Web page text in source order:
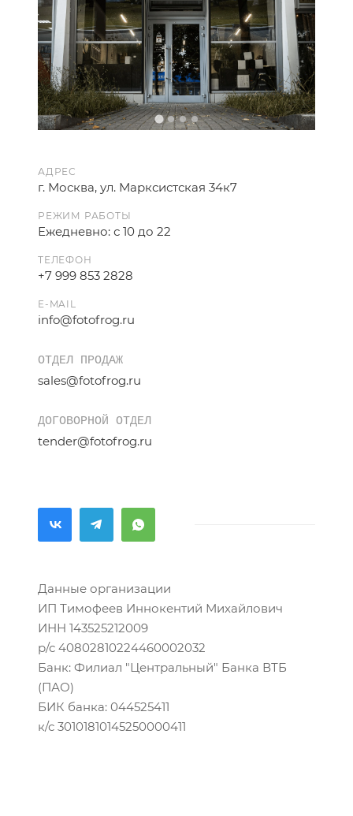
АДРЕС
г. Москва, ул. Марксистская 34к7
РЕЖИМ РАБОТЫ
Ежедневно: с 10 до 22
ТЕЛЕФОН
+7 999 853 2828
E-MAIL
info@fotofrog.ru
ОТДЕЛ ПРОДАЖ
sales@fotofrog.ru
ДОГОВОРНОЙ ОТДЕЛ
tender@fotofrog.ru
Данные организации
ИП Тимофеев Иннокентий Михайлович
ИНН 143525212009
р/с 40802810224460002032
Банк: Филиал "Центральный" Банка ВТБ
(ПАО)
БИК банка: 044525411
к/с 30101810145250000411